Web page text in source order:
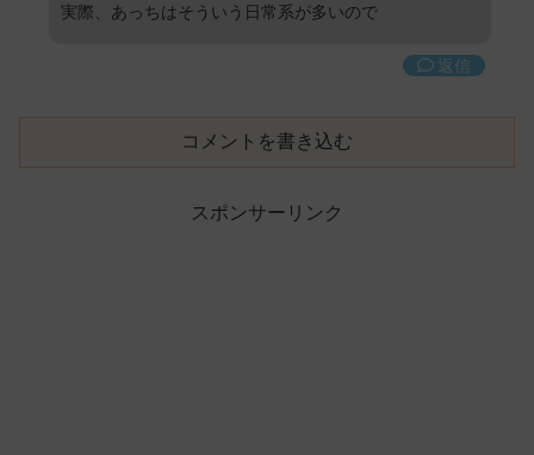
実際、あっちはそういう日常系が多いので
返信
コメントを書き込む
スポンサーリンク